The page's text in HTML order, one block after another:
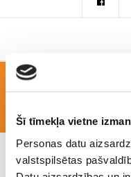
Šī tīmekļa vietne
Personas datu
valstspilsētas
karogs1